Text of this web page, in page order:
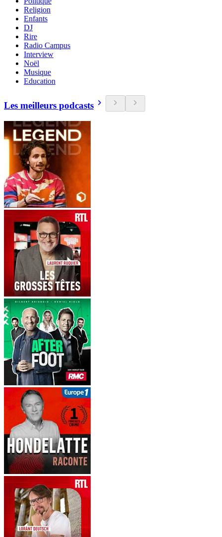
Religion
Enfants
DJ
Rire
Radio Campus
Interview
Noël
Musique
Education
Les meilleurs podcasts